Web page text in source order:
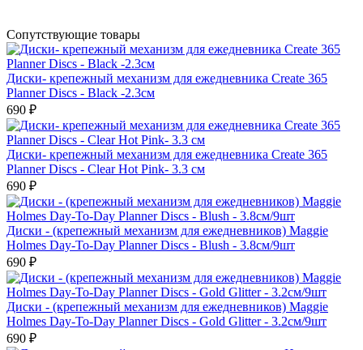
Сопутствующие товары
Диски- крепежный механизм для ежедневника Create 365
Planner Discs - Black -2.3см
690 ₽
Диски- крепежный механизм для ежедневника Create 365
Planner Discs - Clear Hot Pink- 3.3 см
690 ₽
Диски - (крепежный механизм для ежедневников) Maggie
Holmes Day-To-Day Planner Discs - Blush - 3.8см/9шт
690 ₽
Диски - (крепежный механизм для ежедневников) Maggie
Holmes Day-To-Day Planner Discs - Gold Glitter - 3.2см/9шт
690 ₽